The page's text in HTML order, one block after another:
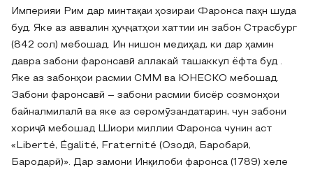
Империяи Рим дар минтақаи ҳозираи Фаронса паҳн шуда
буд. Яке аз аввалин ҳуҷҷатҳои хаттии ин забон Страсбург
(842 сол) мебошад. Ин нишон медиҳад, ки дар ҳамин
давра забони фаронсавӣ аллакай ташаккул ёфта буд .
Яке аз забонҳои расмии СММ ва ЮНЕСКО мебошад.
Забони фаронсавӣ – забони расмии бисёр созмонҳои
байналмилалӣ ва яке аз серомӯзандатарин, чун забони
хориҷӣ мебошад Шиори миллии Фаронса чунин аст
«Liberté, Égalité, Fraternité (Озодӣ, Баробарӣ,
Бародарӣ)». Дар замони Инқилоби фаронса (1789) хеле